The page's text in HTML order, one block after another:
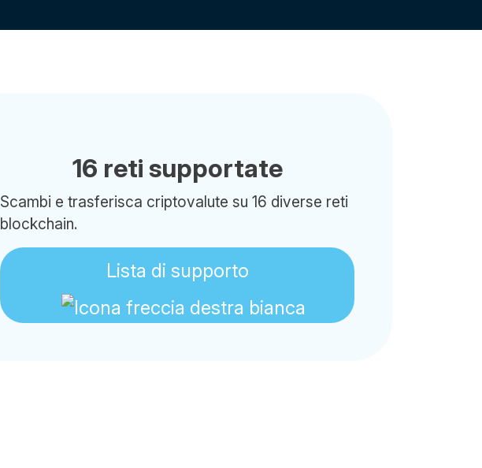
16 reti supportate
Scambi e trasferisca criptovalute su 16 diverse reti
blockchain.
Lista di supporto